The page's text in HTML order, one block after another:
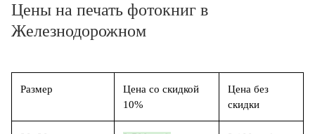
Цены на печать фотокниг в
Железнодорожном
Размер
Цена со скидкой
10%
Цена без
скидки